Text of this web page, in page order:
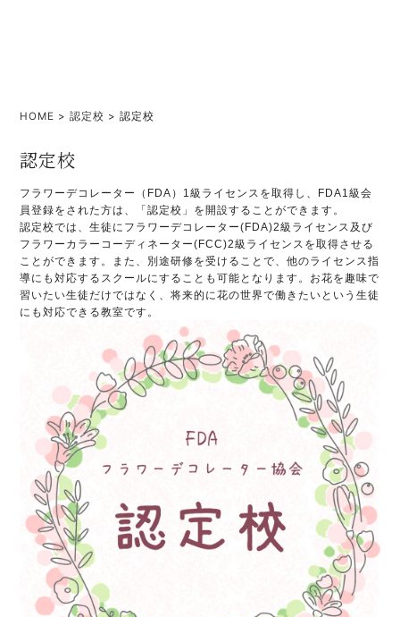
HOME >認定校 >認定校
認定校
フラワーデコレーター（FDA）1級ライセンスを取得し、FDA1級会
員登録をされた方は、「認定校」を開設することができます。
認定校では、生徒にフラワーデコレーター(FDA)2級ライセンス及び
フラワーカラーコーディネーター(FCC)2級ライセンスを取得させる
ことができます。また、別途研修を受けることで、他のライセンス指
導にも対応するスクールにすることも可能となります。お花を趣味で
習いたい生徒だけではなく、将来的に花の世界で働きたいという生徒
にも対応できる教室です。